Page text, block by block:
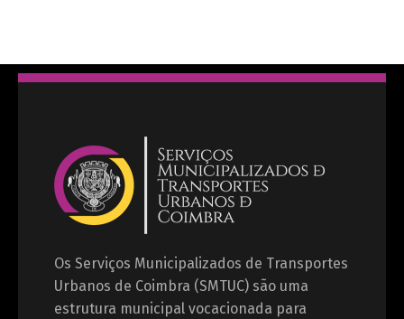
Os Serviços Municipalizados de Transportes
Urbanos de Coimbra (SMTUC) são uma
estrutura municipal vocacionada para